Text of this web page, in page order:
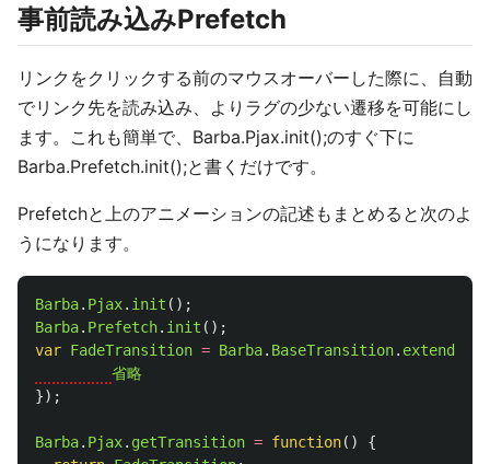
事前読み込みPrefetch
リンクをクリックする前のマウスオーバーした際に、自動
でリンク先を読み込み、よりラグの少ない遷移を可能にし
ます。これも簡単で、Barba.Pjax.init();のすぐ下に
Barba.Prefetch.init();と書くだけです。
Prefetchと上のアニメーションの記述もまとめると次のよ
うになります。
Barba. Pjax. init ();
Barba. Prefetch. init ();
var FadeTransition = Barba. BaseTransition. extend
省略
});
Barba. Pjax. getTransition = function()
{